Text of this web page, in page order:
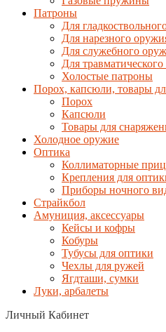
Патроны
Для
Для нарезного
Для служебного
Для
Холостые патроны
Порох, капсюли, товары
Порох
Капсюли
Товары для
Холодное оружие
Оптика
Коллиматорные
Крепления для
Приборы ночного
Страйкбол
Амуниция, аксессуары
Кейсы и кофры
Кобуры
Тубусы для оптики
Чехлы для ружей
Ягдташи, сумки
Луки, арбалеты
Личный Кабинет